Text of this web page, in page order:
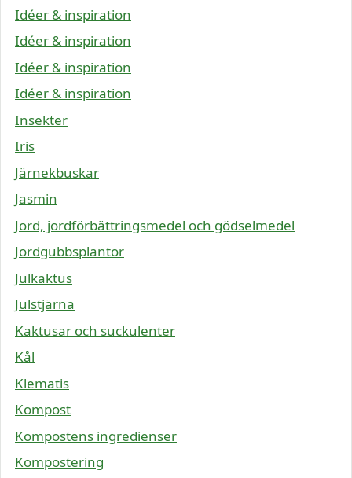
Idéer & inspiration
Idéer & inspiration
Idéer & inspiration
Idéer & inspiration
Insekter
Iris
Järnekbuskar
Jasmin
Jord, jordförbättringsmedel och gödselmedel
Jordgubbsplantor
Julkaktus
Julstjärna
Kaktusar och suckulenter
Kål
Klematis
Kompost
Kompostens ingredienser
Kompostering